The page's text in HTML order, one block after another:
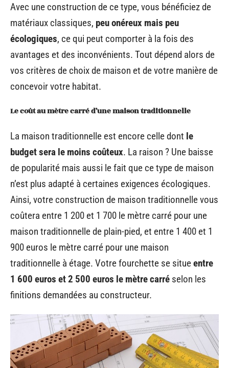
Avec une construction de ce type, vous bénéficiez de
matériaux classiques, peu onéreux mais peu
écologiques, ce qui peut comporter à la fois des
avantages et des inconvénients. Tout dépend alors de
vos critères de choix de maison et de votre manière de
concevoir votre habitat.
Le coût au mètre carré d’une maison traditionnelle
La maison traditionnelle est encore celle dont le
budget sera le moins coûteux. La raison ? Une baisse
de popularité mais aussi le fait que ce type de maison
n’est plus adapté à certaines exigences écologiques.
Ainsi, votre construction de maison traditionnelle vous
coûtera entre 1 200 et 1 700 le mètre carré pour une
maison traditionnelle de plain-pied, et entre 1 400 et 1
900 euros le mètre carré pour une maison
traditionnelle à étage. Votre fourchette se situeentre
1 600 euros et 2 500 euros le mètre carré selon les
finitions demandées au constructeur.